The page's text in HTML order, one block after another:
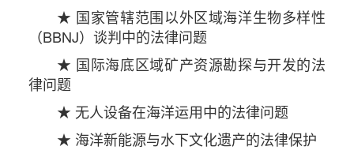
★ 国家管辖范围以外区域海洋生物多样性
（BBNJ）谈判中的法律问题
★ 国际海底区域矿产资源勘探与开发的法
律问题
★ 无人设备在海洋运用中的法律问题
★ 海洋新能源与水下文化遗产的法律保护